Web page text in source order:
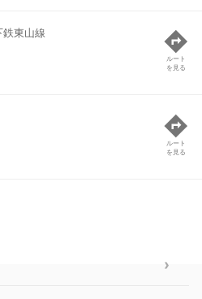
鉄東山線
ルート
を見る
ルート
を見る